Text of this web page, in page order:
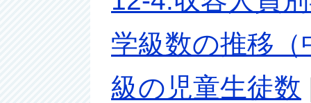
学級数の推移
級の児童生徒数